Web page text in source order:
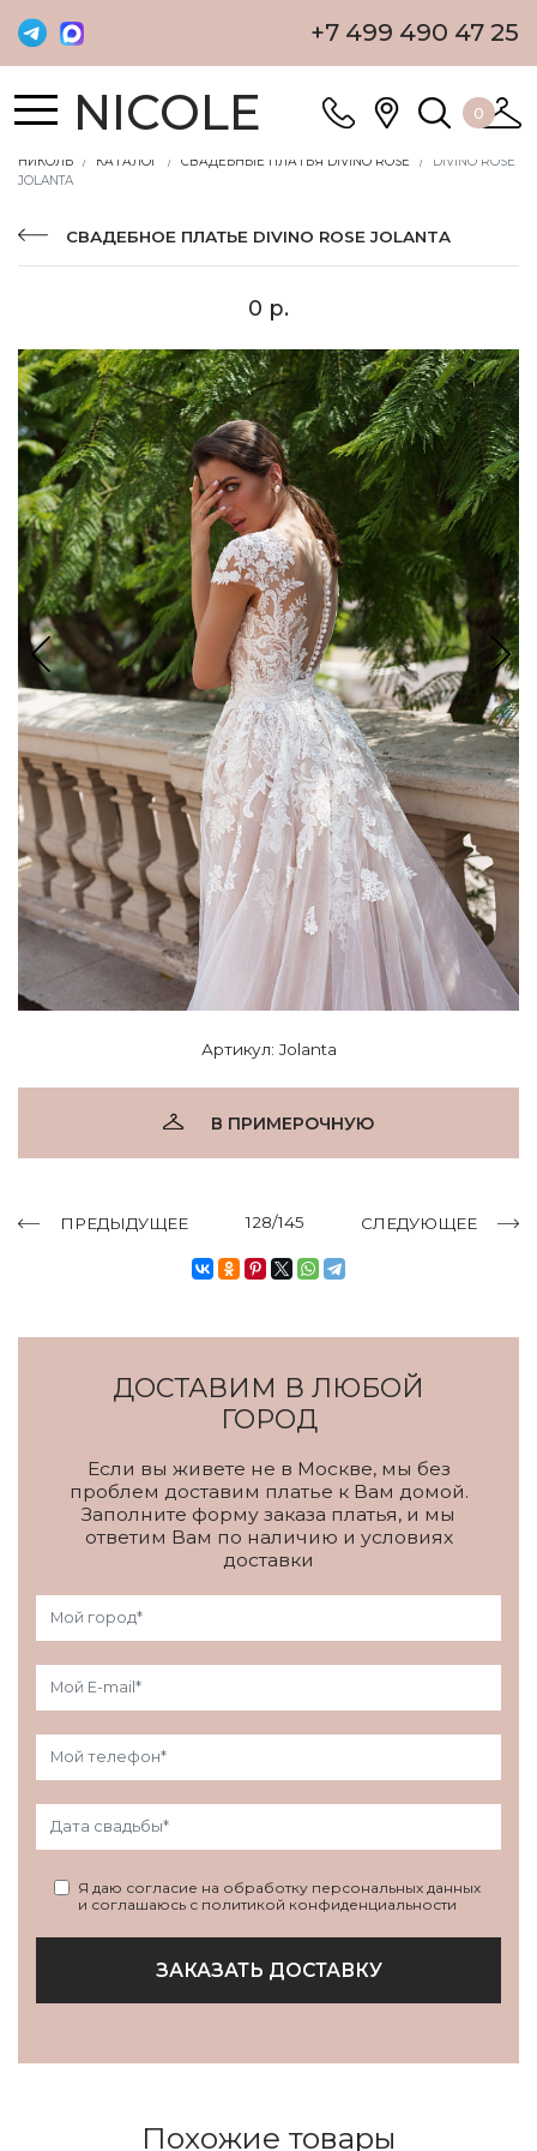
+7 499 490 47 25
NICOLE 0
НИКОЛЬ КАТАЛОГ СВАДЕБНЫЕ ПЛАТЬЯ DIVINO ROSE
DIVINO ROSE
JOLANTA
СВАДЕБНОЕ ПЛАТЬЕ DIVINO ROSE JOLANTA
0 р.
Артикул: Jolanta
В ПРИМЕРОЧНУЮ
ПРЕДЫДУЩЕЕ 128/145 СЛЕДУЮЩЕЕ
ДОСТАВИМ В ЛЮБОЙ
ГОРОД
Если вы живете не в Москве, мы без
проблем доставим платье к Вам домой.
Заполните форму заказа платья, и мы
ответим Вам по наличию и условиях
доставки
Я даю согласие на обработку персональных данных
и соглашаюсь с политикой конфиденциальности
ЗАКАЗАТЬ ДОСТАВКУ
Похожие товары